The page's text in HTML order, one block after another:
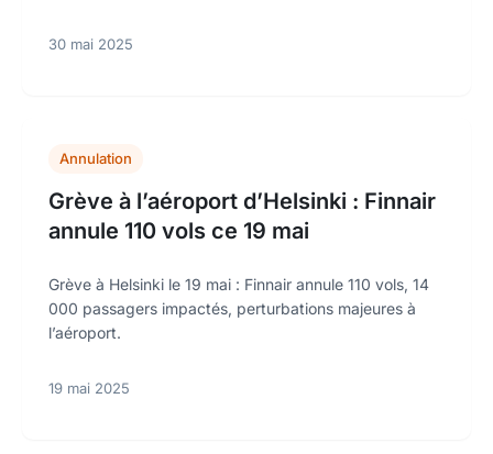
30 mai 2025
Annulation
Grève à l’aéroport d’Helsinki : Finnair
annule 110 vols ce 19 mai
Grève à Helsinki le 19 mai : Finnair annule 110 vols, 14
000 passagers impactés, perturbations majeures à
l’aéroport.
19 mai 2025